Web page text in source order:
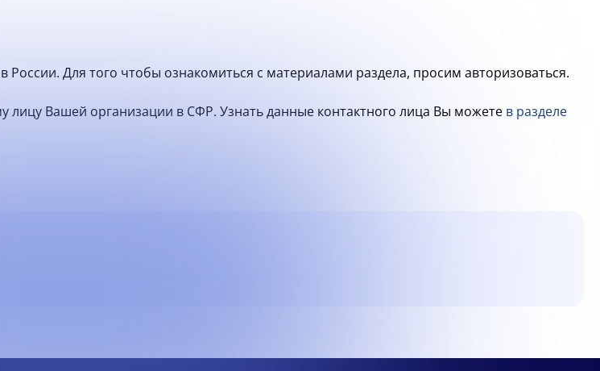
Для того чтобы ознакомиться с материалами раздела, просим авторизоваться.
лицу Вашей организации в СФР. Узнать данные контактного лица Вы можете в разделе